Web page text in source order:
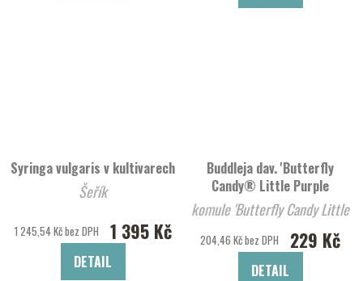
Syringa vulgaris v kultivarech
Šeřík
1 245,54 Kč bez DPH 1 395 Kč
DETAIL
Buddleja dav. 'Butterfly
Candy® Little Purple
komule 'Butterfly Candy Little
204,46 Kč bez DPH 229 Kč
DETAIL